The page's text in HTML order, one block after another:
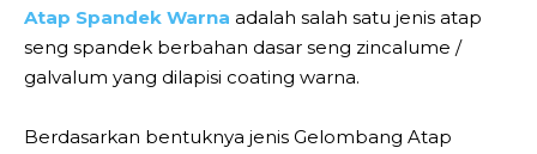
Atap Spandek Warna adalah salah satu jenis atap
seng spandek berbahan dasar seng zincalume /
galvalum yang dilapisi coating warna.
Berdasarkan bentuknya jenis Gelombang Atap